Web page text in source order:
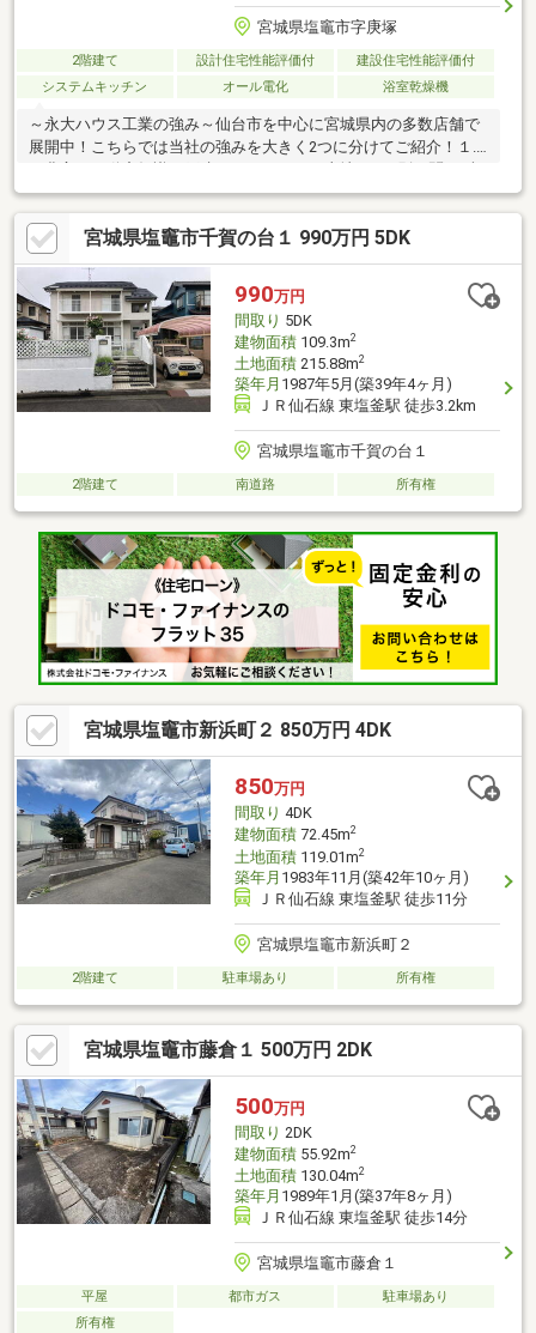
宮城県塩竈市字庚塚
2階建て 設計住宅性能評価付
建設住宅性能評価付
システムキッチン
オール電化 浴室乾燥機
～永大ハウス工業の強み～仙台市を中心に宮城県内の多数店舗で
展開中！こちらでは当社の強みを大きく2つに分けてご紹介！１.
不動産を取り扱っております。更に教育施設や商業施設、子育て
環境や行政などの地域情報を総合し、お客様により良い物件選び
をして頂けるよう、しっかりとサポートさせて頂きます。２.＜経
験豊富なスタッフ＞当社では【購入】【売却】【引っ越し】【リ
フォーム】など住宅に関する様々なご質問はもちろん、ご購入時
に気になる住宅ローン各種税金についても、誠心誠意ご説明させ
て頂きます。
宮城県塩竈市千賀の台１ 990万円 5DK
990万円
間取り 5DK
建物面積109.3m2
土地面積215.88m2
築年月 1987年5月(築39年4ヶ月)
ＪＲ仙石線 東塩釜駅 徒歩3.2km
宮城県塩竈市千賀の台１
2階建て 南道路 所有権
宮城県塩竈市新浜町２ 850万円 4DK
850万円
間取り 4DK
建物面積72.45m2
土地面積119.01m2
築年月 1983年11月(築42年10ヶ月)
ＪＲ仙石線 東塩釜駅 徒歩11分
宮城県塩竈市新浜町２
2階建て 駐車場あり 所有権
宮城県塩竈市藤倉１ 500万円 2DK
500万円
間取り 2DK
建物面積55.92m2
土地面積130.04m2
築年月 1989年1月(築37年8ヶ月)
ＪＲ仙石線 東塩釜駅 徒歩14分
宮城県塩竈市藤倉１
平屋 都市ガス
駐車場あり
所有権